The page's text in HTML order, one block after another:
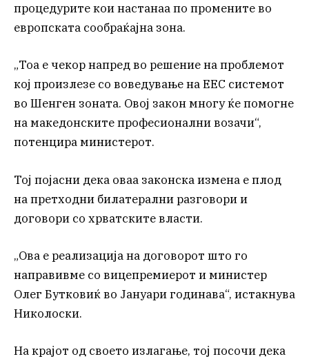
процедурите кои настанаа по промените во
европската сообраќајна зона.
„Тоа е чекор напред во решение на проблемот
кој произлезе со воведување на ЕЕС системот
во Шенген зоната. Овој закон многу ќе помогне
на македонските професионални возачи“,
потенцира министерот.
Тој појасни дека оваа законска измена е плод
на претходни билатерални разговори и
договори со хрватските власти.
„Ова е реализација на договорот што го
направивме со вицепремиерот и министер
Олег Бутковиќ во Јануари годинава“, истакнува
Николоски.
На крајот од своето излагање, тој посочи дека